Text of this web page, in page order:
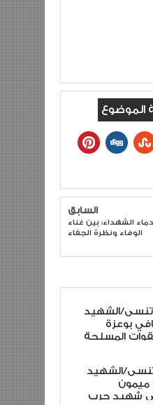
الموضوع
السابق
دماء الشهداء: بين غناء
الوفاء ونظرة الجفاء
تنسى/الشهيد
بوعزة
المسلحة
الشهيد
شهيد حرب